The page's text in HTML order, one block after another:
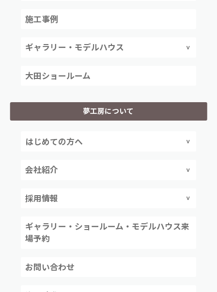
施工事例
ギャラリー・モデルハウス
大田ショールーム
夢工房について
はじめての方へ
会社紹介
採用情報
ギャラリー・ショールーム・モデルハウス来
場予約
お問い合わせ